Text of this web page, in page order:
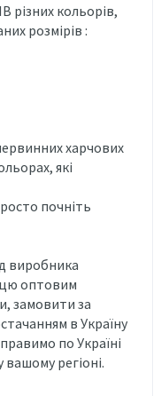
кольорів,
розмірів :
харчових
які
почніть
виробника
оптовим
замовити за
в Україну
по Україні
регіоні.